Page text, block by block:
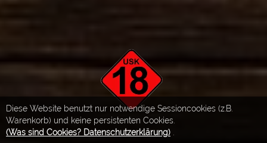
Diese Website benutzt nur notwendige Sessioncookies (z.B.
Warenkorb) und keine persistenten Cookies.
(Was sind Cookies? Datenschutzerklärung)